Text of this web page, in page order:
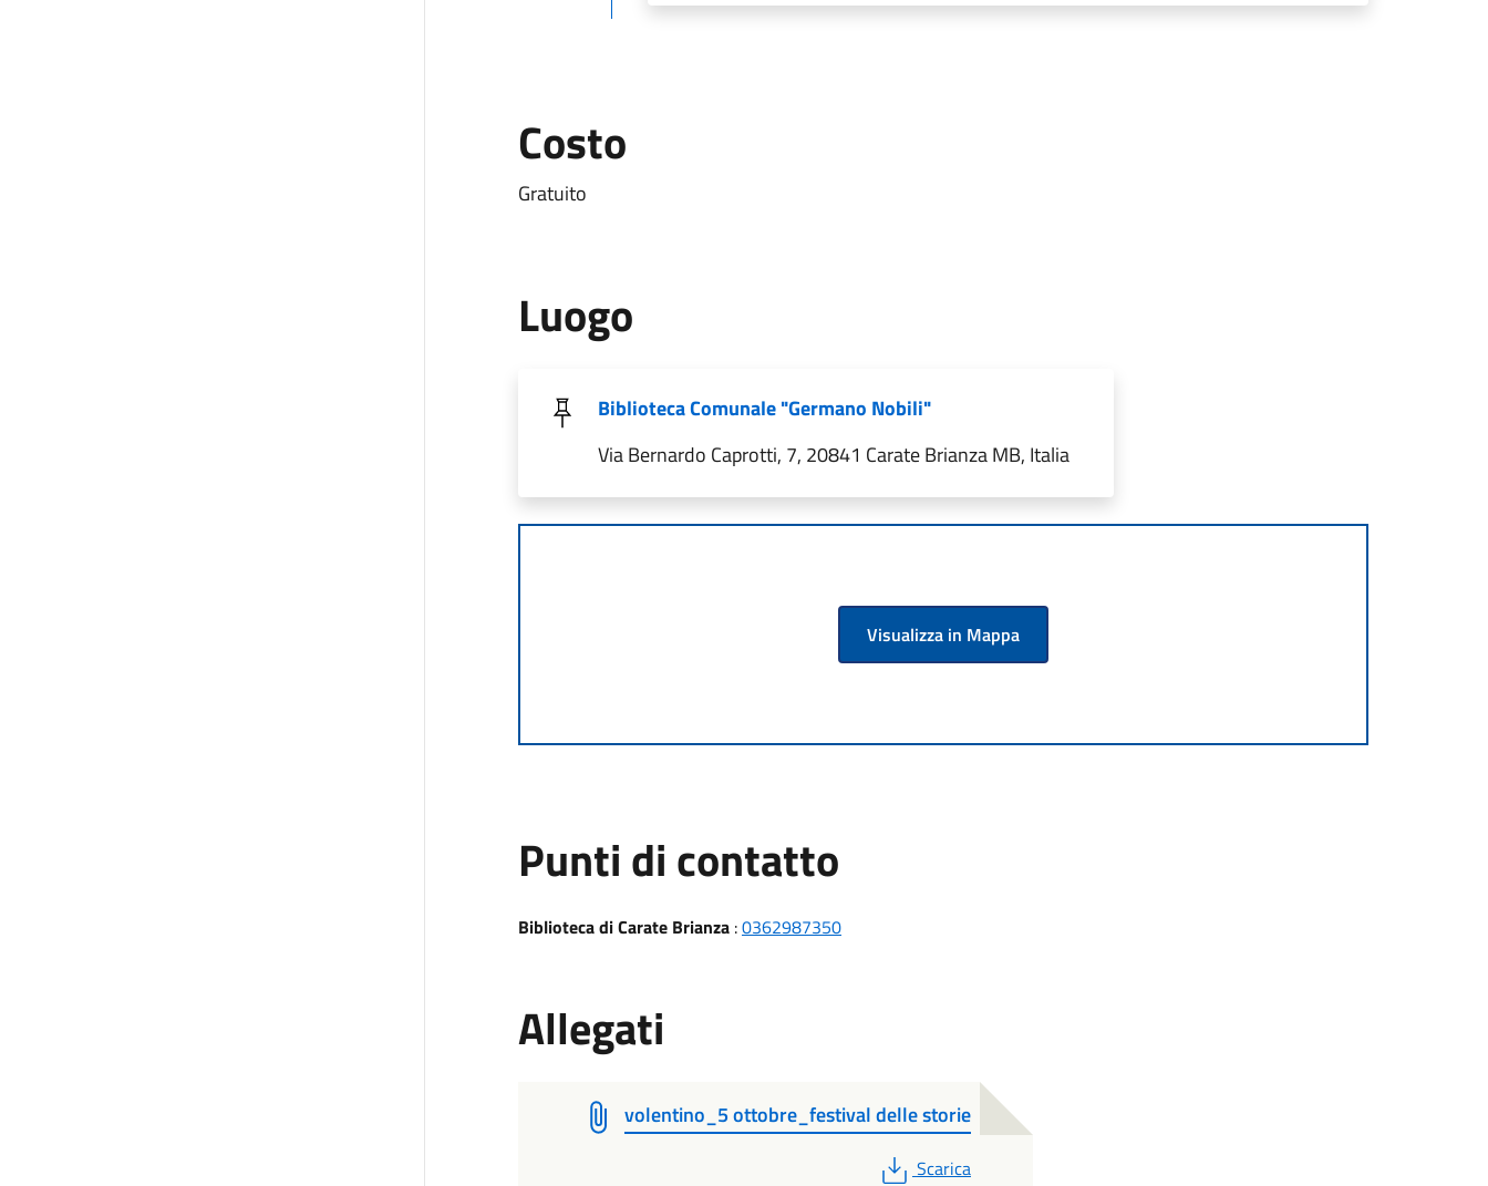
Costo
Gratuito
Luogo
Biblioteca Comunale "Germano Nobili"
Via Bernardo Caprotti, 7, 20841 Carate Brianza MB, Italia
Visualizza in Mappa
Punti di contatto
Biblioteca di Carate Brianza:0362987350
Allegati
volentino_5 ottobre_festival delle storie
PDF
Scarica